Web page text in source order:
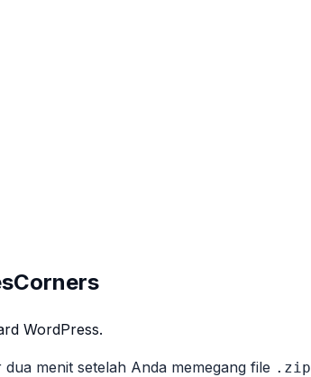
WordPress.
menit setelah Anda memegang file .zip